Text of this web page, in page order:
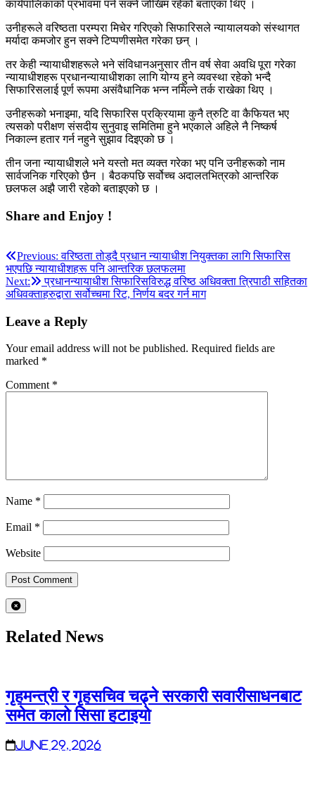
कार्यपालिकाको प्रभावमा पर्न सक्ने जोखिम रहेको बताएका थिए ।
उनीहरूले वरिष्ठता परम्परा मिचेर गरिएको सिफारिसले न्यायालयको संस्थागत
मर्यादा कमजोर हुन सक्ने टिप्पणीसमेत गरेका छन् ।
तर केही न्यायाधीशहरूले भने संविधानअनुसार तीन वर्ष सेवा अवधि पूरा गरेका
न्यायाधीशहरू प्रधानन्यायाधीशका लागि योग्य हुने व्यवस्था रहेको भन्दै
सिफारिसलाई पूर्ण रूपमा असंवैधानिक भन्न नमिल्ने तर्क राखेका थिए ।
उनीहरूको भनाइमा, यदि सिफारिस प्रक्रियामा कुनै त्रुटि वा कैफियत भए
त्यसको परीक्षण संसदीय सुनुवाइ समितिमा हुने भएकाले अहिले नै निष्कर्ष
निकाल्न हतार गर्न नहुने सुझाव दिइएको छ ।
तीन जना न्यायाधीशले भने यस्तो मत व्यक्त गरेका भए पनि उनीहरूको नाम
सार्वजनिक गरिएको छैन । बैठकपछि सर्वोच्च अदालतभित्रको आन्तरिक
छलफल अझै जारी रहेको बताइएको छ ।
Share and Enjoy !
Post
navigation
Previous: वरिष्ठता तोड्दै प्रधान न्यायाधीश नियुक्तका लागि सिफारिस
भएपछि न्यायाधीशहरू पनि आन्तरिक छलफलमा
Next:
प्रधानन्यायाधीश सिफारिसविरुद्ध वरिष्ठ अधिवक्ता त्रिपाठी सहितका
अधिवक्ताहरुद्वारा सर्वोच्चमा रिट, निर्णय बदर गर्न माग
Leave a Reply
Your email address will not be published. Required fields are
marked *
Comment *
Name *
Email *
Website
Related News
गृहमन्त्री र गृहसचिव चढ्ने सरकारी सवारीसाधनबाट
समेत कालो सिसा हटाइयो
June 29, 2026